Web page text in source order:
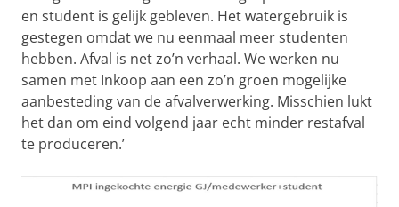
en student is gelijk gebleven. Het watergebruik is
gestegen omdat we nu eenmaal meer studenten
hebben. Afval is net zo’n verhaal. We werken nu
samen met Inkoop aan een zo’n groen mogelijke
aanbesteding van de afvalverwerking. Misschien lukt
het dan om eind volgend jaar echt minder restafval
te produceren.’